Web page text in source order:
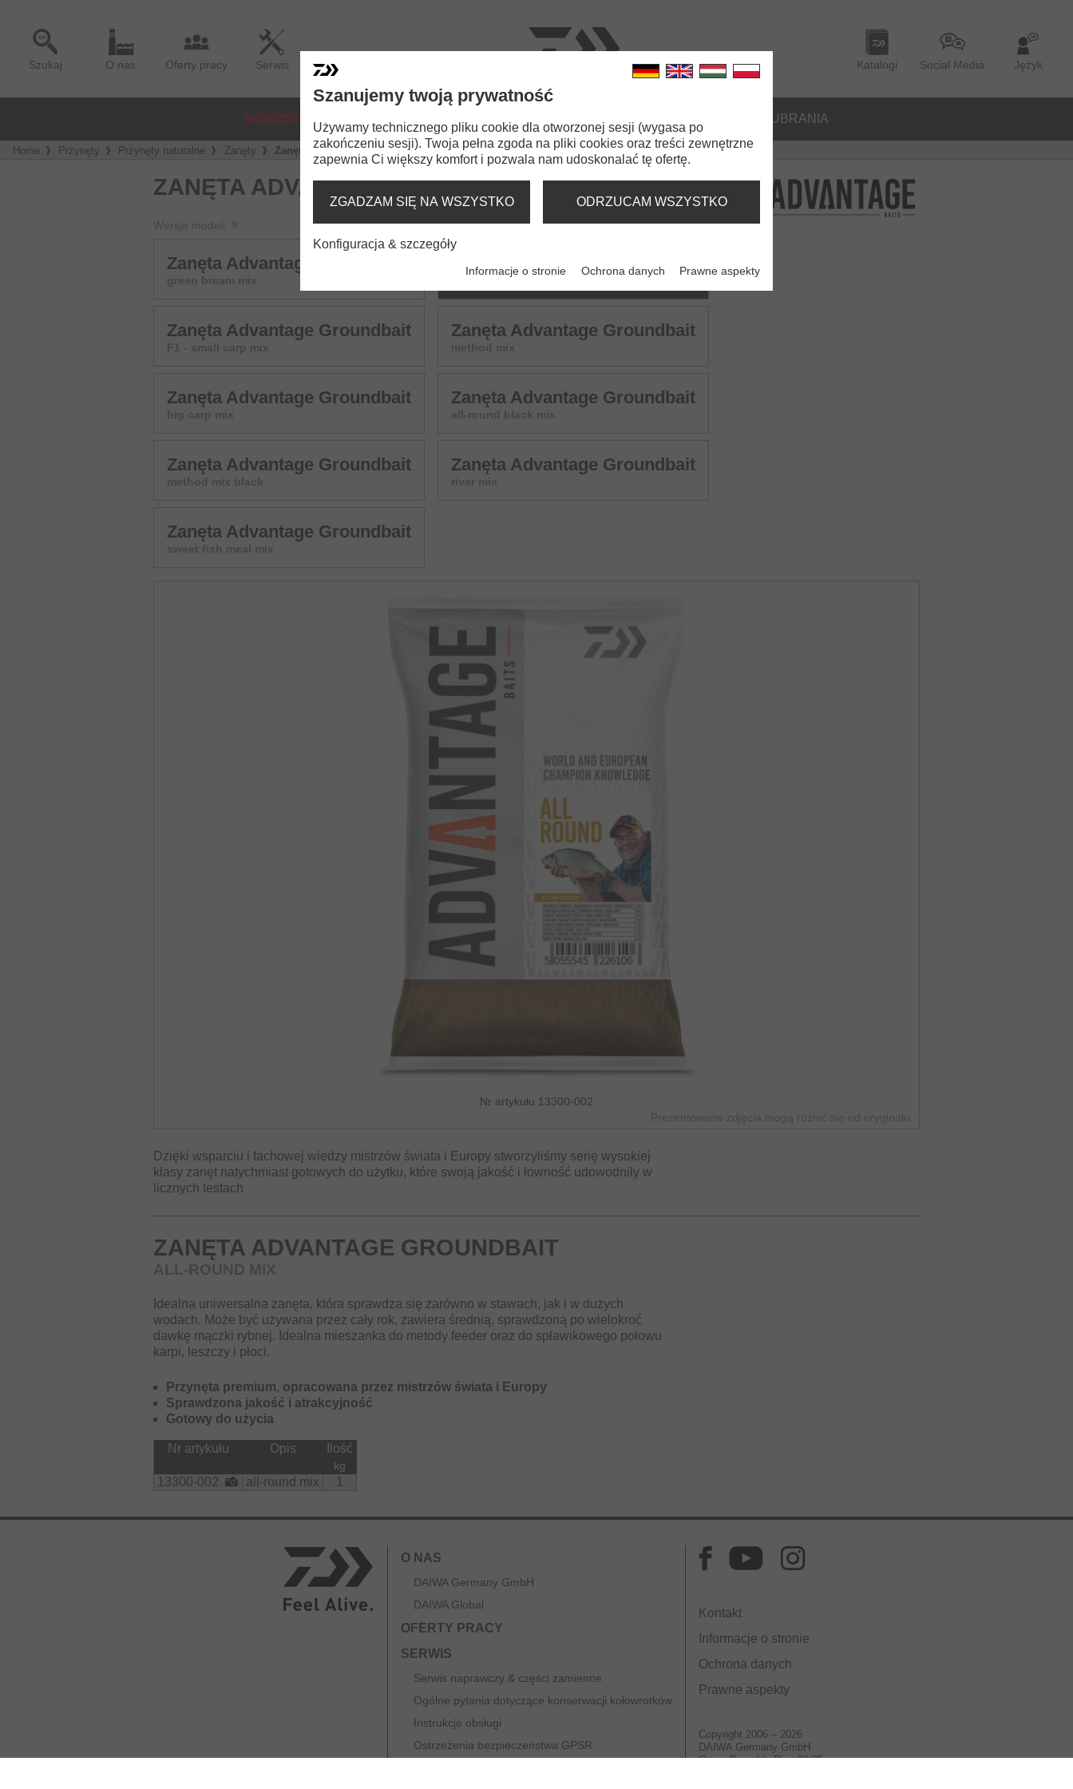
Szukaj O nas Oferty pracy Serwis Katalogi Social Media Język
NOWOŚCI UBRANIA
Home Przynęty Przynęty naturalne Zanęty Zanęta Advantage Groundbait
ZANĘTA ADVANTAGE GROUNDBAIT MIX
Wersje modeli: 9
Zanęta Advantage Groundbait
green bream mix
Zanęta Advantage Groundbait
all-round mix
Zanęta Advantage Groundbait
F1 - small carp mix
Zanęta Advantage Groundbait
method mix
Zanęta Advantage Groundbait
big carp mix
Zanęta Advantage Groundbait
all-round black mix
Zanęta Advantage Groundbait
method mix black
Zanęta Advantage Groundbait
river mix
Zanęta Advantage Groundbait
sweet fish meal mix
Nr artykułu 13300-002
Prezentowane zdjęcia mogą różnić się od oryginału.
Dzięki wsparciu i fachowej wiedzy mistrzów świata i Europy stworzyliśmy serię wysokiej
klasy zanęt natychmiast gotowych do użytku, które swoją jakość i łowność udowodniły w
licznych testach
ZANĘTA ADVANTAGE GROUNDBAIT
ALL-ROUND MIX
Idealna uniwersalna zanęta, która sprawdza się zarówno w stawach, jak i w dużych
wodach. Może być używana przez cały rok, zawiera średnią, sprawdzoną po wielokroć
dawkę mączki rybnej. Idealna mieszanka do metody feeder oraz do spławikowego połowu
karpi, leszczy i płoci.
Przynęta premium, opracowana przez mistrzów świata i Europy
Sprawdzona jakość i atrakcyjność
Gotowy do użycia
Nr artykułu Opis Ilość
kg
13300-002 all-round mix 1
O NAS
DAIWA Germany GmbH
DAIWA Global
OFERTY PRACY
SERWIS
Serwis naprawczy & części zamienne
Ogólne pytania dotyczące konserwacji kołowrotków
Instrukcje obsługi
Ostrzeżenia bezpieczeństwa GPSR
Kontakt
Informacje o stronie
Ochrona danych
Prawne aspekty
Copyright 2006 – 2026
DAIWA Germany GmbH
Georg-Brauchle-Ring 23-25
Szanujemy twoją prywatność
Używamy technicznego pliku cookie dla otworzonej sesji (wygasa po
zakończeniu sesji). Twoja pełna zgoda na pliki cookies oraz treści zewnętrzne
zapewnia Ci większy komfort i pozwala nam udoskonalać tę ofertę.
ZGADZAM SIĘ NA WSZYSTKO ODRZUCAM WSZYSTKO
Konfiguracja & szczegóły
Informacje o stronie Ochrona danych Prawne aspekty